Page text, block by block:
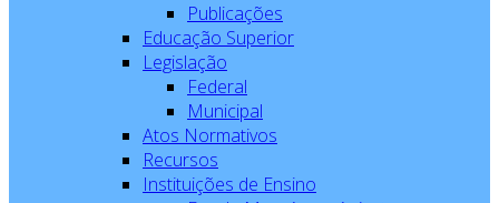
Publicações
Educação Superior
Legislação
Federal
Municipal
Atos Normativos
Recursos
Instituições de Ensino